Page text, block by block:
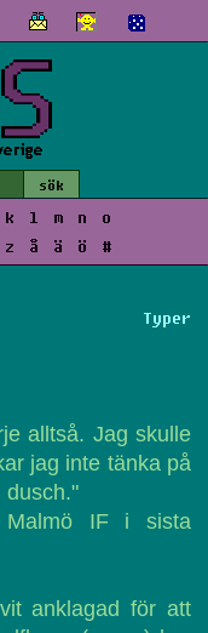
k l m n
o
z å ä ö #
Typer
alltså. Jag skulle
jag inte tänka på
dusch."
Malmö IF i sista
anklagad för att